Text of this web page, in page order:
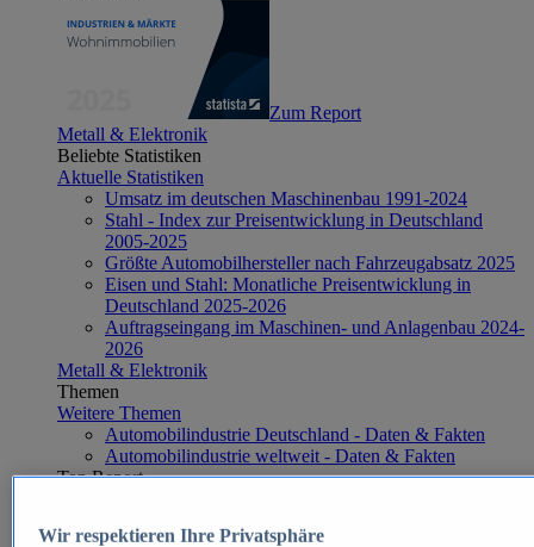
Zum Report
Metall & Elektronik
Beliebte Statistiken
Aktuelle Statistiken
Umsatz im deutschen Maschinenbau 1991-2024
Stahl - Index zur Preisentwicklung in Deutschland
2005-2025
Größte Automobilhersteller nach Fahrzeugabsatz 2025
Eisen und Stahl: Monatliche Preisentwicklung in
Deutschland 2025-2026
Auftragseingang im Maschinen- und Anlagenbau 2024-
2026
Metall & Elektronik
Themen
Weitere Themen
Automobilindustrie Deutschland - Daten & Fakten
Automobilindustrie weltweit - Daten & Fakten
Top Report
Wir respektieren Ihre Privatsphäre